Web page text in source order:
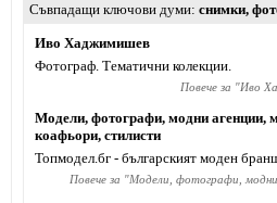
Съвпадащи ключови думи снимки,
Иво Хаджимишев
Фотограф. Тематични колекции.
Повече за "Иво
Модели, фотографи, модни агенции,
коафьори, стилисти
Топмодел.бг - българският моден
Повече за "Модели, фотографи, модни